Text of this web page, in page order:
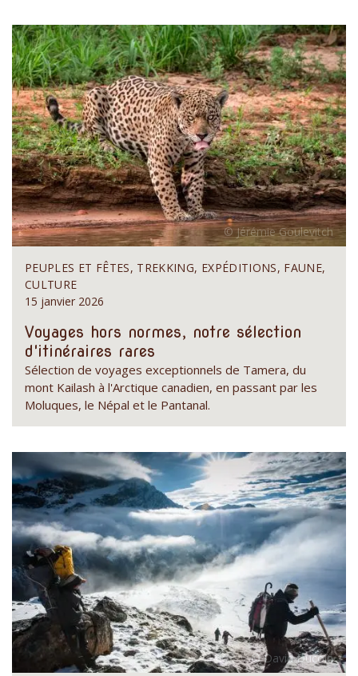
PEUPLES ET FÊTES, TREKKING, EXPÉDITIONS, FAUNE,
CULTURE
15 janvier 2026
Voyages hors normes, notre sélection
d'itinéraires rares
Sélection de voyages exceptionnels de Tamera, du
mont Kailash à l'Arctique canadien, en passant par les
Moluques, le Népal et le Pantanal.